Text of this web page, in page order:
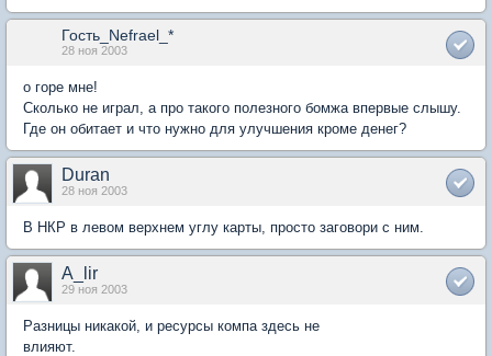
Гость_Nefrael_*
28 ноя 2003
о горе мне!
Сколько не играл, а про такого полезного бомжа впервые слышу.
Где он обитает и что нужно для улучшения кроме денег?
Duran
28 ноя 2003
В НКР в левом верхнем углу карты, просто заговори с ним.
A_lir
29 ноя 2003
Разницы никакой, и ресурсы компа здесь не
влияют.